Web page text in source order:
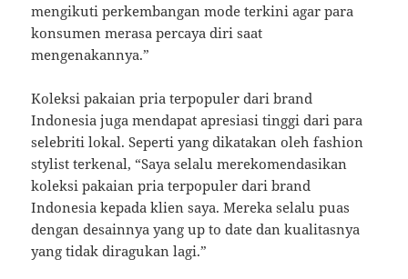
mengikuti perkembangan mode terkini agar para
konsumen merasa percaya diri saat
mengenakannya.”
Koleksi pakaian pria terpopuler dari brand
Indonesia juga mendapat apresiasi tinggi dari para
selebriti lokal. Seperti yang dikatakan oleh fashion
stylist terkenal, “Saya selalu merekomendasikan
koleksi pakaian pria terpopuler dari brand
Indonesia kepada klien saya. Mereka selalu puas
dengan desainnya yang up to date dan kualitasnya
yang tidak diragukan lagi.”